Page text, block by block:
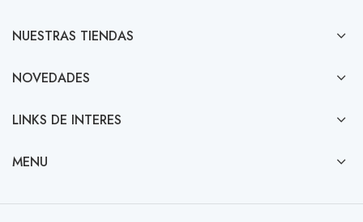
NUESTRAS TIENDAS
NOVEDADES
LINKS DE INTERES
MENU